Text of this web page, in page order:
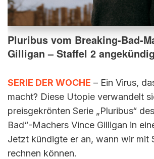
Pluribus vom Breaking-Bad-
Gilligan – Staffel 2
SERIE DER WOCHE – Ein Virus,
macht? Diese Utopie verwandelt
preisgekrönten Serie „Pluribus“
Bad“-Machers Vince Gilligan in
Jetzt kündigte er an, wann wir mit
rechnen können.